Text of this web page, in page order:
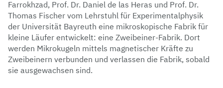
Farrokhzad, Prof. Dr. Daniel de las Heras und Prof. Dr.
Thomas Fischer vom Lehrstuhl für Experimentalphysik
der Universität Bayreuth eine mikroskopische Fabrik für
kleine Läufer entwickelt: eine Zweibeiner-Fabrik. Dort
werden Mikrokugeln mittels magnetischer Kräfte zu
Zweibeinern verbunden und verlassen die Fabrik, sobald
sie ausgewachsen sind.